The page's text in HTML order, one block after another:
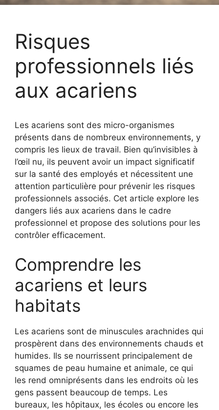
Risques
professionnels liés
aux acariens
Les acariens sont des micro-organismes
présents dans de nombreux environnements, y
compris les lieux de travail. Bien qu’invisibles à
l’œil nu, ils peuvent avoir un impact significatif
sur la santé des employés et nécessitent une
attention particulière pour prévenir les risques
professionnels associés. Cet article explore les
dangers liés aux acariens dans le cadre
professionnel et propose des solutions pour les
contrôler efficacement.
Comprendre les
acariens et leurs
habitats
Les acariens sont de minuscules arachnides qui
prospèrent dans des environnements chauds et
humides. Ils se nourrissent principalement de
squames de peau humaine et animale, ce qui
les rend omniprésents dans les endroits où les
gens passent beaucoup de temps. Les
bureaux, les hôpitaux, les écoles ou encore les